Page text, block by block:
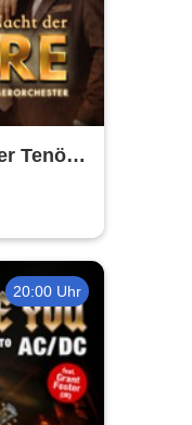
Tenöre
ohne
20:00 Uhr